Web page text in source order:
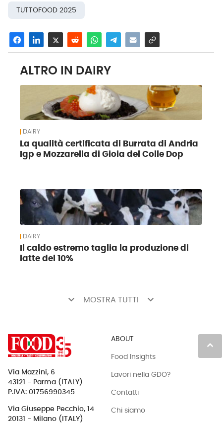
TUTTOFOOD 2025
ALTRO IN DAIRY
DAIRY
La qualità certificata di Burrata di Andria
Igp e Mozzarella di Gioia del Colle Dop
DAIRY
Il caldo estremo taglia la produzione di
latte del 10%
keyboard_arrow_down MOSTRA TUTTI keyboard_arrow_down
keyboard_arrow_up
Via Mazzini, 6
43121 - Parma (ITALY)
P.IVA: 01756990345
Via Giuseppe Pecchio, 14
20131 - Milano (ITALY)
ABOUT
Food Insights
Lavori nella GDO?
Contatti
Chi siamo